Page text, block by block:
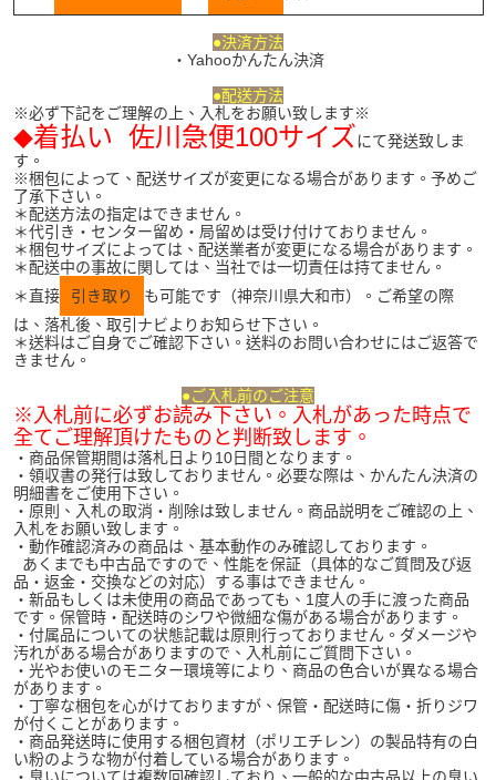
●決済方法
・Yahooかんたん決済
●配送方法
※必ず下記をご理解の上、入札をお願い致します※
◆着払い 佐川急便100サイズにて発送致しま
す。
※梱包によって、配送サイズが変更になる場合があります。予めご
了承下さい。
＊配送方法の指定はできません。
＊代引き・センター留め・局留めは受け付けておりません。
＊梱包サイズによっては、配送業者が変更になる場合があります。
＊配送中の事故に関しては、当社では一切責任は持てません。
＊直接
引き取り
も可能です（神奈川県大和市）。ご希望の際
は、落札後、取引ナビよりお知らせ下さい。
＊送料はご自身でご確認下さい。送料のお問い合わせにはご返答で
きません。
●ご入札前のご注意
※入札前に必ずお読み下さい。入札があった時点で
全てご理解頂けたものと判断致します。
・商品保管期間は落札日より10日間となります。
・領収書の発行は致しておりません。必要な際は、かんたん決済の
明細書をご使用下さい。
・原則、入札の取消・削除は致しません。商品説明をご確認の上、
入札をお願い致します。
・動作確認済みの商品は、基本動作のみ確認しております。
あくまでも中古品ですので、性能を保証（具体的なご質問及び返
品・返金・交換などの対応）する事はできません。
・新品もしくは未使用の商品であっても、1度人の手に渡った商品
です。保管時・配送時のシワや微細な傷がある場合があります。
・付属品についての状態記載は原則行っておりません。ダメージや
汚れがある場合がありますので、入札前にご質問下さい。
・光やお使いのモニター環境等により、商品の色合いが異なる場合
があります。
・丁寧な梱包を心がけておりますが、保管・配送時に傷・折りジワ
が付くことがあります。
・商品発送時に使用する梱包資材（ポリエチレン）の製品特有の白
い粉のような物が付着している場合があります。